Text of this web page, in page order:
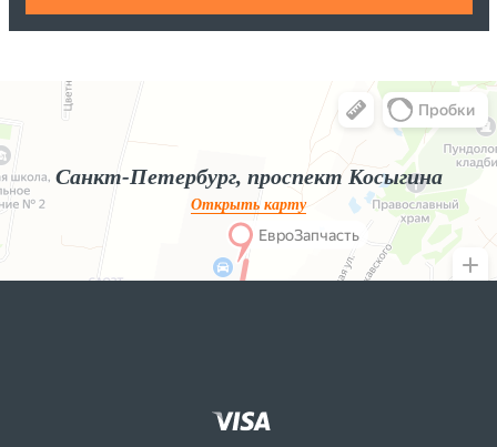
Яндекс.Карты
Яндекс.Карты — поиск мест и адресов, городской транспорт
Санкт-Петербург, проспект Косыгина
Открыть карту